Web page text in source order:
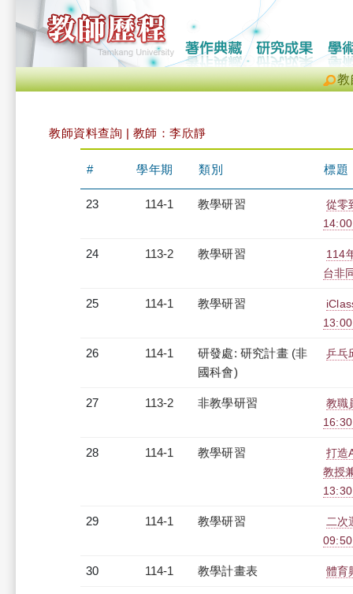
教
教師資料查詢 | 教師：李欣靜
# 學年期 類別 標題
23 114-1 教學研習
從零
24 113-2 教學研習
114
台非
25 114-1 教學研習
26 114-1
研發處: 研究計畫 (非
國科會)
乒乓
27 113-2 非教學研習
教職
28 114-1 教學研習
打造
教授
29 114-1 教學研習
二次
30 114-1 教學計畫表 體育